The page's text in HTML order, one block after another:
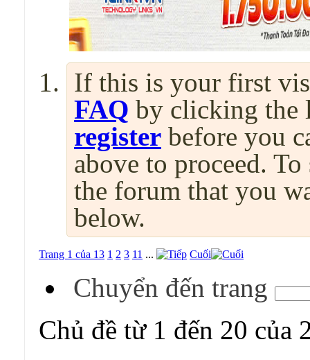
If this is your first
FAQ by clicking the
register before you
above to proceed.
the forum that you
below.
Trang 1 của 13 1 2 3 11 ... Cuối
Chuyển đến trang
Chủ đề từ 1 đến 20 của